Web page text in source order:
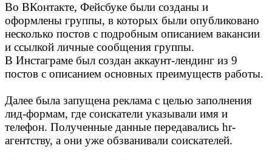
Во ВКонтакте, Фейсбуке были созданы и
оформлены группы, в которых были опубликовано
несколько постов с подробным описанием вакансии
и ссылкой личные сообщения группы.
В Инстаграме был создан аккаунт-лендинг из 9
постов с описанием основных преимуществ работы.
Далее была запущена реклама с целью заполнения
лид-формам, где соискатели указывали имя и
телефон. Полученные данные передавались hr-
агентству, а они уже обзванивали соискателей.